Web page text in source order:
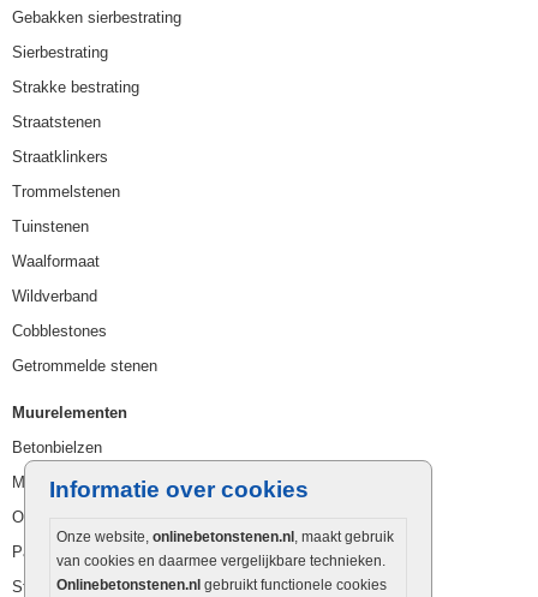
Informatie over cookies
Onze website, onlinebetonstenen.nl , maakt gebruik
van cookies en daarmee vergelijkbare technieken.
Onlinebetonstenen.nl gebruikt functionele cookies
Gebakken sierbestrating
Sierbestrating
Strakke bestrating
Straatstenen
Straatklinkers
Trommelstenen
Tuinstenen
Waalformaat
Wildverband
Cobblestones
Getrommelde stenen
Muurelementen
Betonbielzen
Muurstenen
Opsluitbanden
Palissaden
Stapelblokken